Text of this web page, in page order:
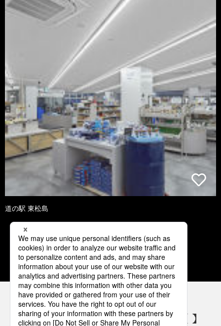
道の駅 東松島
1 2 3 4 5
パナソニックの電気設備 SNSアカウント